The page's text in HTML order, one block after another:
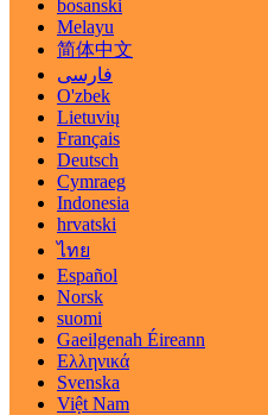
bosanski
Melayu
简体中文
فارسی
O'zbek
Lietuvių
Français
Deutsch
Cymraeg
Indonesia
hrvatski
ไทย
Español
Norsk
suomi
Gaeilgenah Éireann
Ελληνικά
Svenska
Việt Nam